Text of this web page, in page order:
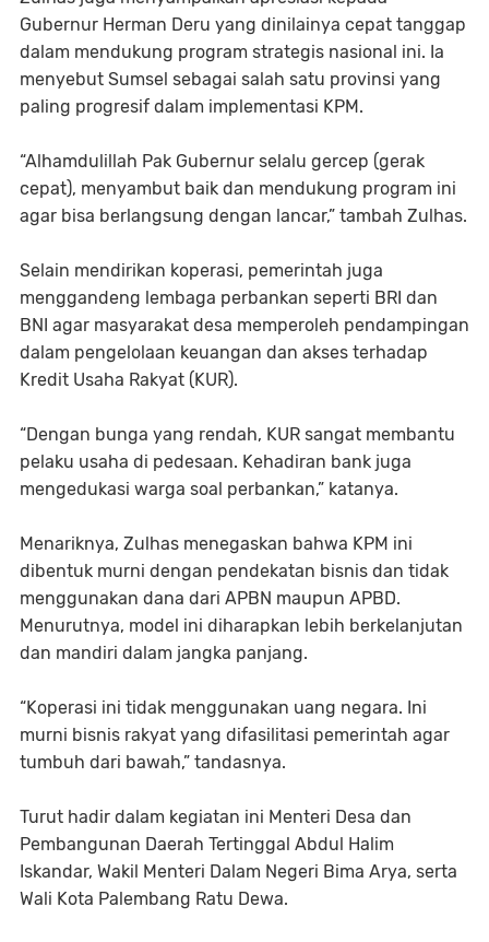
Gubernur Herman Deru yang dinilainya cepat tanggap
dalam mendukung program strategis nasional ini. Ia
menyebut Sumsel sebagai salah satu provinsi yang
paling progresif dalam implementasi KPM.
“Alhamdulillah Pak Gubernur selalu gercep (gerak
cepat), menyambut baik dan mendukung program ini
agar bisa berlangsung dengan lancar,” tambah Zulhas.
Selain mendirikan koperasi, pemerintah juga
menggandeng lembaga perbankan seperti BRI dan
BNI agar masyarakat desa memperoleh pendampingan
dalam pengelolaan keuangan dan akses terhadap
Kredit Usaha Rakyat (KUR).
“Dengan bunga yang rendah, KUR sangat membantu
pelaku usaha di pedesaan. Kehadiran bank juga
mengedukasi warga soal perbankan,” katanya.
Menariknya, Zulhas menegaskan bahwa KPM ini
dibentuk murni dengan pendekatan bisnis dan tidak
menggunakan dana dari APBN maupun APBD.
Menurutnya, model ini diharapkan lebih berkelanjutan
dan mandiri dalam jangka panjang.
“Koperasi ini tidak menggunakan uang negara. Ini
murni bisnis rakyat yang difasilitasi pemerintah agar
tumbuh dari bawah,” tandasnya.
Turut hadir dalam kegiatan ini Menteri Desa dan
Pembangunan Daerah Tertinggal Abdul Halim
Iskandar, Wakil Menteri Dalam Negeri Bima Arya, serta
Wali Kota Palembang Ratu Dewa.